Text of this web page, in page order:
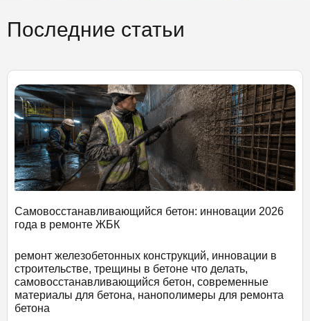
Последние статьи
Самовосстанавливающийся бетон: инновации 2026
года в ремонте ЖБК
ремонт железобетонных конструкций, инновации в
строительстве, трещины в бетоне что делать,
самовосстанавливающийся бетон, современные
материалы для бетона, нанополимеры для ремонта
бетона